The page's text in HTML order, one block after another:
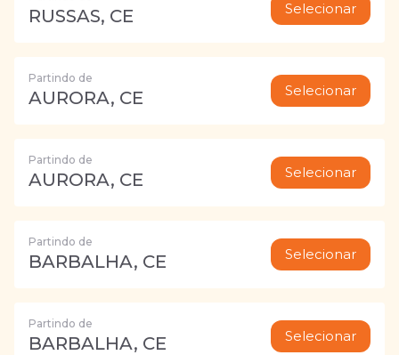
RUSSAS, CE Selecionar
Partindo de
AURORA, CE Selecionar
Partindo de
AURORA, CE Selecionar
Partindo de
BARBALHA, CE Selecionar
Partindo de
BARBALHA, CE Selecionar